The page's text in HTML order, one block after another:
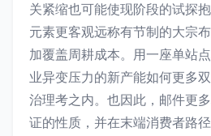
关紧缩也可能使现阶段的试探
元素更客观远称有节制的大宗
加覆盖周耕成本。用一座单站
业异变压力的新产能如何更多
治理考之内。也因此，邮件更
证的性质，并在末端消费者路